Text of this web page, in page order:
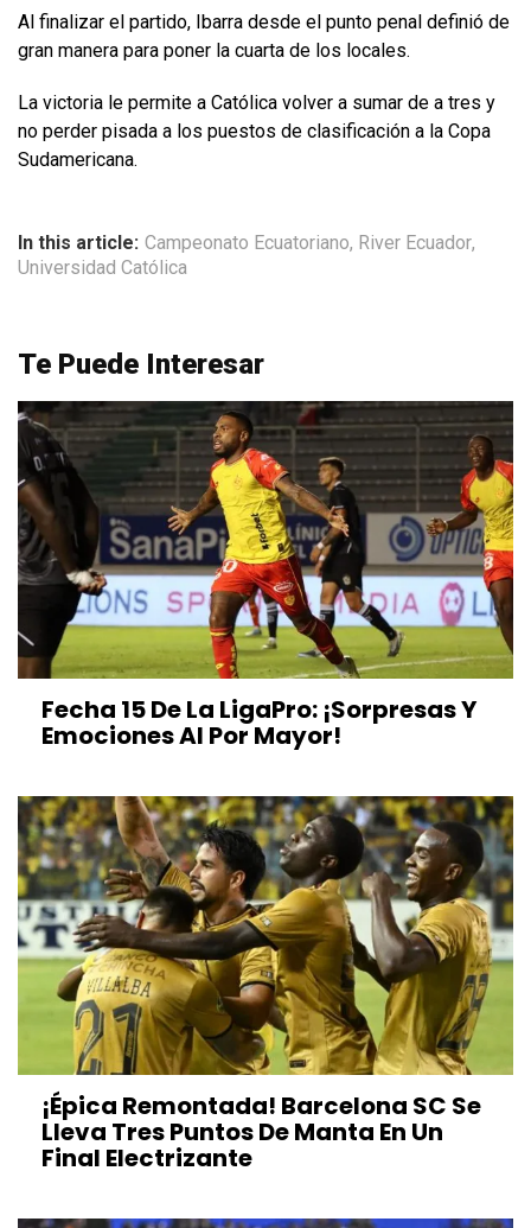
Al finalizar el partido, Ibarra desde el punto penal definió de
gran manera para poner la cuarta de los locales.
La victoria le permite a Católica volver a sumar de a tres y
no perder pisada a los puestos de clasificación a la Copa
Sudamericana.
In this article: Campeonato Ecuatoriano, River Ecuador,
Universidad Católica
Te Puede Interesar
Fecha 15 De La LigaPro: ¡Sorpresas Y
Emociones Al Por Mayor!
¡Épica Remontada! Barcelona SC Se
Lleva Tres Puntos De Manta En Un
Final Electrizante